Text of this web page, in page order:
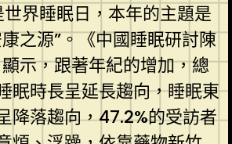
世界睡眠日，本年的主題是
之源”。《中國睡眠研討陳
示，跟著年紀的增加，總
眠時長呈延長趨向，睡眠東
降落趨向，47.2%的受訪者